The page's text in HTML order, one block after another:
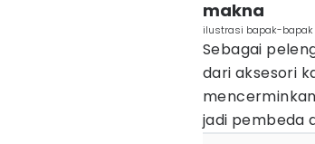
makna
ilustrasi bapak-bapak
Sebagai
dari aksesori
jadi pembeda